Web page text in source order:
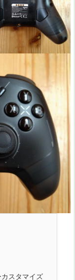
スタマイズ